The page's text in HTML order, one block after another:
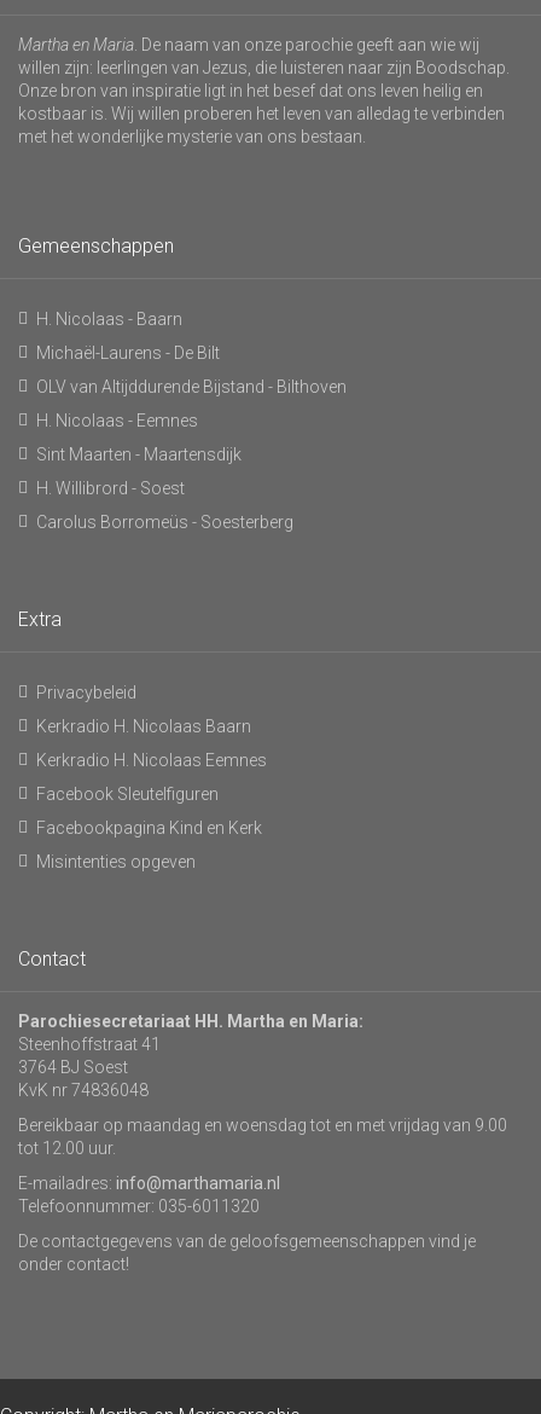
Martha en Maria . De naam van onze parochie geeft aan wie wij
willen zijn: leerlingen van Jezus, die luisteren naar zijn Boodschap.
Onze bron van inspiratie ligt in het besef dat ons leven heilig en
kostbaar is. Wij willen proberen het leven van alledag te verbinden
met het wonderlijke mysterie van ons bestaan.
Gemeenschappen
H. Nicolaas - Baarn
Michaël-Laurens - De Bilt
OLV van Altijddurende Bijstand - Bilthoven
H. Nicolaas - Eemnes
Sint Maarten - Maartensdijk
H. Willibrord - Soest
Carolus Borromeüs - Soesterberg
Extra
Privacybeleid
Kerkradio H. Nicolaas Baarn
Kerkradio H. Nicolaas Eemnes
Facebook Sleutelfiguren
Facebookpagina Kind en Kerk
Misintenties opgeven
Contact
Parochiesecretariaat HH. Martha en Maria:
Steenhoffstraat 41
3764 BJ Soest
KvK nr 74836048
Bereikbaar op maandag en woensdag tot en met vrijdag van 9.00
tot 12.00 uur.
E-mailadres: info@marthamaria.nl
Telefoonnummer: 035-6011320
De contactgegevens van de geloofsgemeenschappen vind je
onder contact!